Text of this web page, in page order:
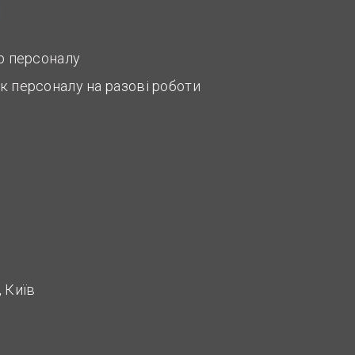
персоналу
персоналу на разові роботи